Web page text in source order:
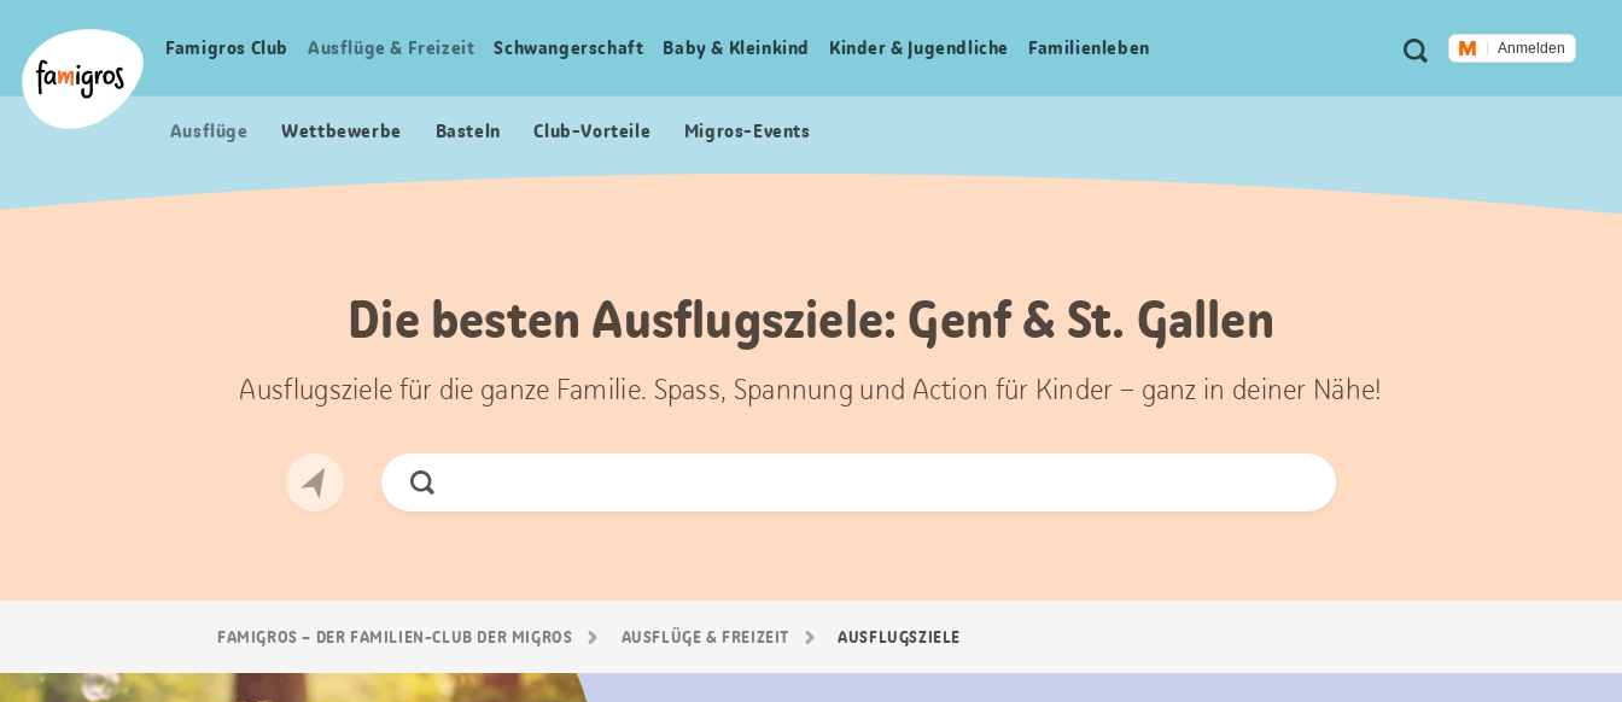
Navigation
Logo
Meta
Navigation
Suche Anmelden
Haupt
Famigros Club Ausflüge & Freizeit Schwangerschaft Baby & Kleinkind Kinder & Jugendliche Familien­leben
Ausflüge Wettbewerbe Basteln Club-Vorteile Migros-Events
Die besten Ausflugsziele: Genf & St. Gallen
Ausflugsziele für die ganze Familie. Spass, Spannung und Action für Kinder – ganz in deiner Nähe!
Jetzt
FAMIGROS – DER FAMILIEN-CLUB DER MIGROS AUSFLÜGE & FREIZEIT AUSFLUGSZIELE